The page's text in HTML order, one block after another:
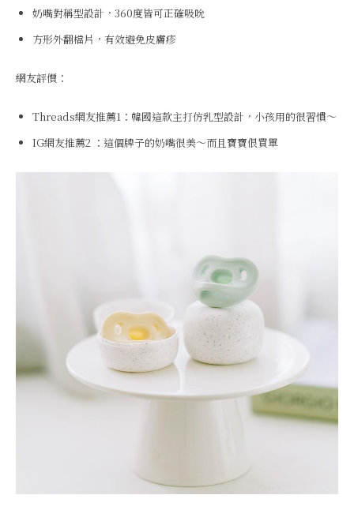
奶嘴對稱型設計，360度皆可正確吸吮
方形外翻檔片，有效避免皮膚疹
網友評價：
Threads網友推薦1：韓國這款主打仿乳型設計，小孩用的很習慣～
IG網友推薦2 ：這個牌子的奶嘴很美～而且寶寶佷買單